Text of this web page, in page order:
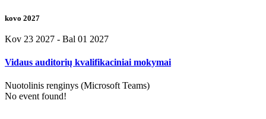
kovo 2027
Kov 23 2027 - Bal 01 2027
Vidaus auditorių kvalifikaciniai mokymai
Nuotolinis renginys (Microsoft Teams)
No event found!